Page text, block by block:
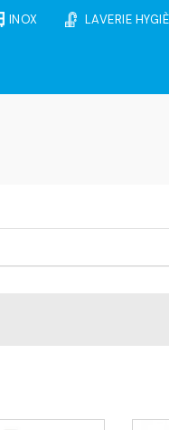
INOX LAVERIE